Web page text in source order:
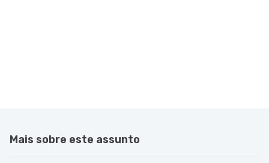
Mais sobre este assunto